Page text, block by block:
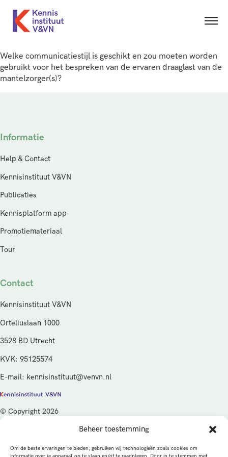
Beheer toestemming
Om de beste ervaringen te bieden, gebruiken wij technologieën zoals cookies om
Welke communicatiestijl is geschikt en zou moeten worden
gebruikt voor het bespreken van de ervaren draaglast van de
mantelzorger(s)?
Informatie
Help & Contact
Kennisinstituut V&VN
Publicaties
Kennisplatform app
Promotiemateriaal
Tour
Contact
Kennisinstituut V&VN
Orteliuslaan 1000
3528 BD Utrecht
KVK: 95125574
E-mail: kennisinstituut@venvn.nl
© Copyright 2026
De activiteiten van het Kennisinstituut V&VN worden gefinancierd
vanuit de kwaliteitsgelden van het ministerie van Volksgezondheid,
Welzijn en Sport (VWS), beheerd door ZonMw.